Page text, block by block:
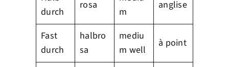
durch
rosa
m
anglise
Fast
durch
halbro
sa
mediu
m well
à point